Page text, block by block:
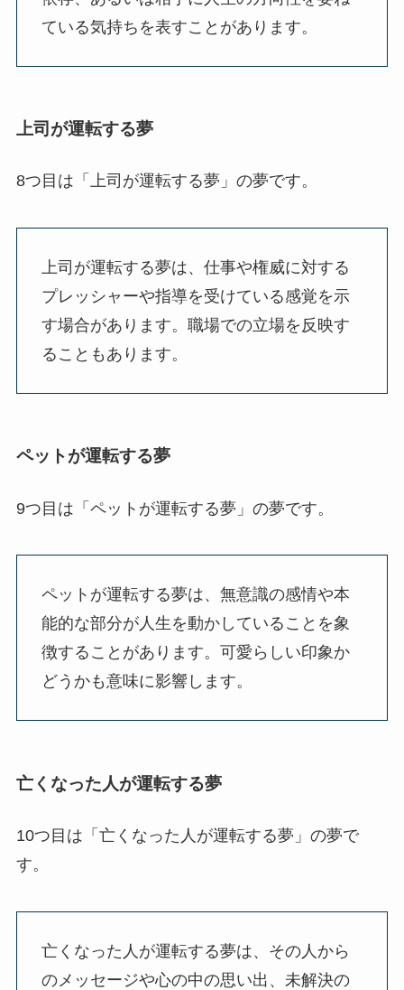
ている気持ちを表すことがあります。
上司が運転する夢
8つ目は「上司が運転する夢」の夢です。
上司が運転する夢は、仕事や権威に対する
プレッシャーや指導を受けている感覚を示
す場合があります。職場での立場を反映す
ることもあります。
ペットが運転する夢
9つ目は「ペットが運転する夢」の夢です。
ペットが運転する夢は、無意識の感情や本
能的な部分が人生を動かしていることを象
徴することがあります。可愛らしい印象か
どうかも意味に影響します。
亡くなった人が運転する夢
10つ目は「亡くなった人が運転する夢」の夢で
す。
亡くなった人が運転する夢は、その人から
のメッセージや心の中の思い出、未解決の